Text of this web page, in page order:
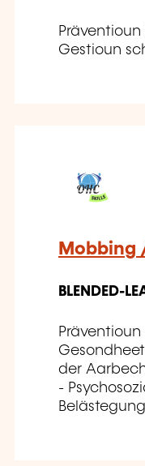
Gestioun
Mobbing
BLENDED-
der
-